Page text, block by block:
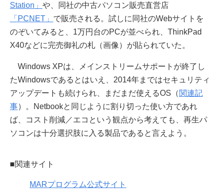
Station」 や、同社の中古パソコン販売直営店
「PCNET」 で販売される。試しに同社のWebサイトを
のぞいてみると、1万円台のPCが並べられ、ThinkPad
X40などに完売御礼の札（画像）が貼られていた。
Windows XPは、メインストリームサポートが終了し
たWindowsであるとはいえ、2014年まではセキュリティ
アップデートも続けられ、まだまだ使えるOS（関連記
事）。Netbookと同じように割り切った使い方であれ
ば、コスト削減／エコという観点から考えても、再生パ
ソコンは十分選択肢に入る製品であると言えよう。
■関連サイト
MARプログラム公式サイト